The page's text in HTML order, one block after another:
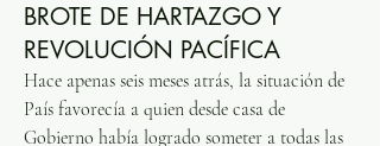
BROTE DE HARTAZGO Y
REVOLUCIÓN PACÍFICA
Hace apenas seis meses atrás, la situación de
País favorecía a quien desde casa de
Gobierno había logrado someter a todas las